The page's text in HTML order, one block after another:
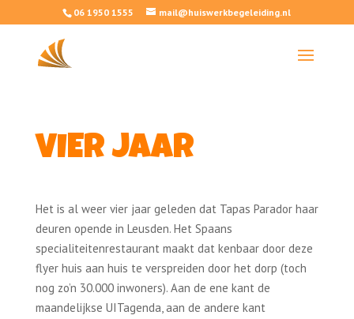
06 1950 1555 mail@huiswerkbegeleiding.nl
VIER JAAR
Het is al weer vier jaar geleden dat Tapas Parador haar
deuren opende in Leusden. Het Spaans
specialiteitenrestaurant maakt dat kenbaar door deze
flyer huis aan huis te verspreiden door het dorp (toch
nog zo’n 30.000 inwoners). Aan de ene kant de
maandelijkse UITagenda, aan de andere kant